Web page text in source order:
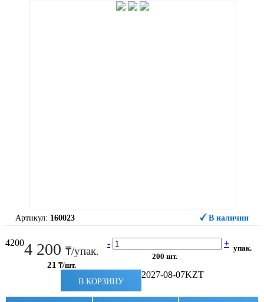
Артикул: 160023 В наличии
42004 200 ₸/упак.
21 ₸/шт.
- +
200 шт.
упак.
В КОРЗИНУ
2027-08-07KZT